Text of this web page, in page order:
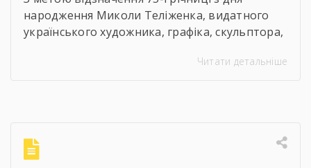
народження Миколи Теліженка, видатного
українського художника, графіка, скульптора,
мистецтва, члена Національної спілки
години, під час яких студенти здійснили
віртуальну подорож до музею митця, де
Читати детальніше